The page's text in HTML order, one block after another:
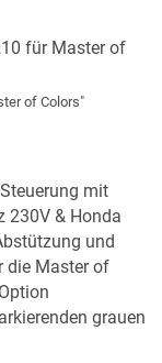
of Colors"
mit
230V & Honda
und
die Master of
grauen